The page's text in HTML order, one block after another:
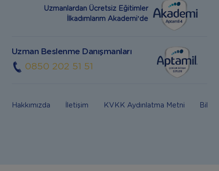
Uzmanlardan Ücretsiz Eğitimler
İlkadımlarım Akademi’de
Uzman Beslenme Danışmanları
0850 202 51 51
Hakkımızda İletişim KVKK Aydınlatma Metni Bilgi